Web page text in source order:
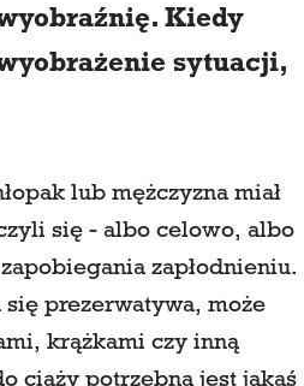
Kiedy
sytuacji,
lub mężczyzna miał
się - albo celowo, albo
zapłodnieniu.
się prezerwatywa, może
krążkami czy inną